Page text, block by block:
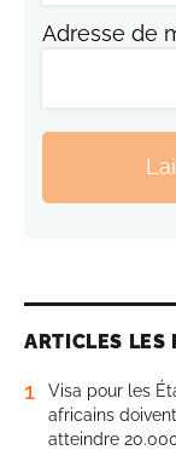
Adresse de
ARTICLES LES
1
Visa pour les
africains
atteindre